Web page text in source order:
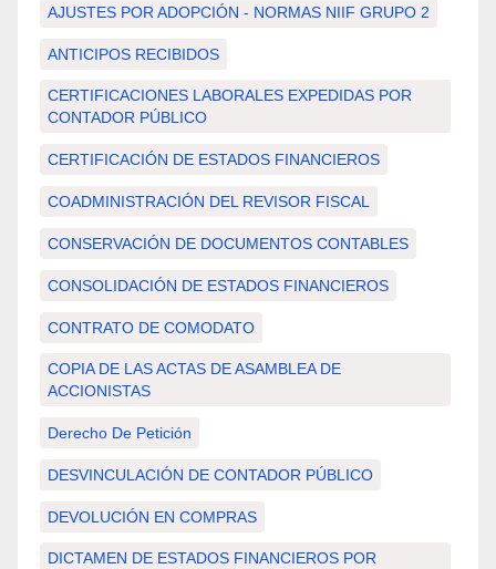
AJUSTES POR ADOPCIÓN - NORMAS NIIF GRUPO 2
ANTICIPOS RECIBIDOS
CERTIFICACIONES LABORALES EXPEDIDAS POR
CONTADOR PÚBLICO
CERTIFICACIÓN DE ESTADOS FINANCIEROS
COADMINISTRACIÓN DEL REVISOR FISCAL
CONSERVACIÓN DE DOCUMENTOS CONTABLES
CONSOLIDACIÓN DE ESTADOS FINANCIEROS
CONTRATO DE COMODATO
COPIA DE LAS ACTAS DE ASAMBLEA DE
ACCIONISTAS
Derecho De Petición
DESVINCULACIÓN DE CONTADOR PÚBLICO
DEVOLUCIÓN EN COMPRAS
DICTAMEN DE ESTADOS FINANCIEROS POR